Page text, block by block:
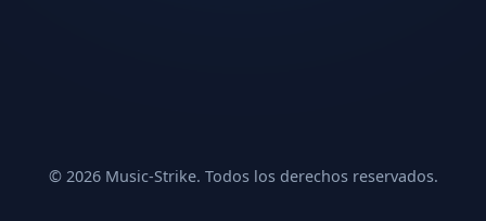
© 2026 Music-Strike. Todos los derechos reservados.